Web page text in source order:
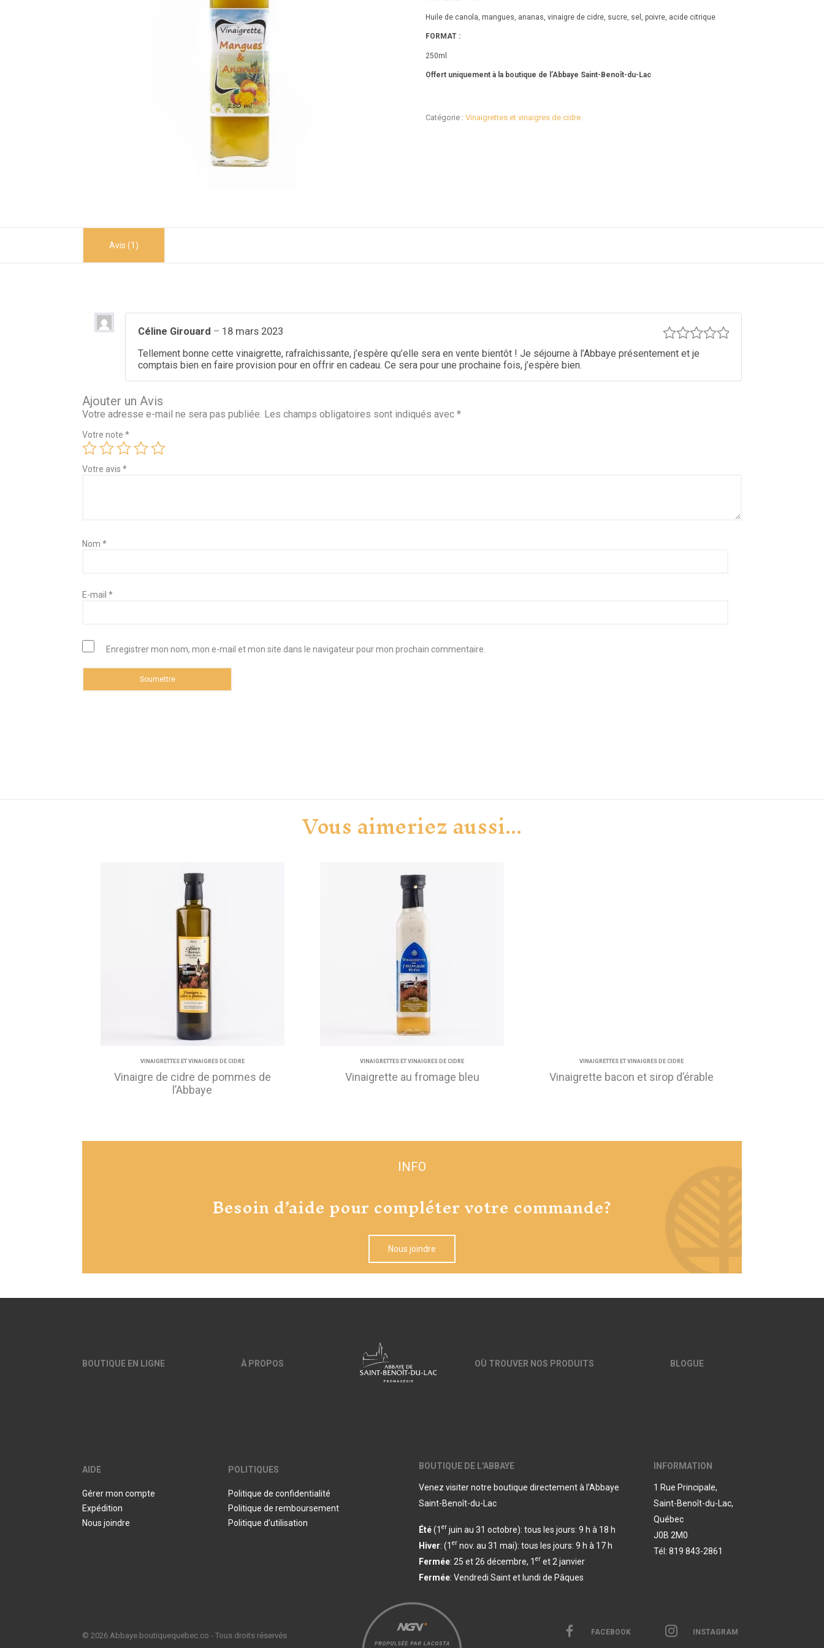
notation
client
Huile de canola, mangues, ananas, vinaigre de cidre, sucre, sel, poivre, acide citrique
FORMAT :
250ml
Offert uniquement à la boutique de l’Abbaye Saint-Benoît-du-Lac
Catégorie : Vinaigrettes et vinaigres de cidre
Avis (1)
Note5
Céline Girouard – 18 mars 2023
Tellement bonne cette vinaigrette, rafraîchissante, j’espère qu’elle sera en vente bientôt ! Je séjourne à l’Abbaye présentement et je
comptais bien en faire provision pour en offrir en cadeau. Ce sera pour une prochaine fois, j’espère bien.
Ajouter un Avis
Votre adresse e-mail ne sera pas publiée. Les champs obligatoires sont indiqués avec*
Votre note*
Votre avis*
Nom*
E-mail*
Enregistrer mon nom, mon e-mail et mon site dans le navigateur pour mon prochain commentaire.
Vous aimeriez aussi...
VINAIGRETTES ET VINAIGRES DE CIDRE
Vinaigre de cidre de pommes de
l’Abbaye
VINAIGRETTES ET VINAIGRES DE CIDRE
Vinaigrette au fromage bleu
VINAIGRETTES ET VINAIGRES DE CIDRE
Vinaigrette bacon et sirop d’érable
INFO
Besoin d’aide pour compléter votre commande?
Nous joindre
BOUTIQUE EN LIGNE À PROPOS OÙ TROUVER NOS PRODUITS BLOGUE
AIDE
Gérer mon compte
Expédition
Nous joindre
POLITIQUES
Politique de confidentialité
Politique de remboursement
Politique d’utilisation
BOUTIQUE DE L'ABBAYE
Venez visiter notre boutique directement à l’Abbaye
Saint-Benoît-du-Lac
Été(1 er juin au 31 octobre): tous les jours: 9 h à 18 h
Hiver: (1 ernov. au 31 mai): tous les jours: 9 h à 17 h
Fermée: 25 et 26 décembre, 1 eret 2 janvier
Fermée: Vendredi Saint et lundi de Pâques
INFORMATION
1 Rue Principale,
Saint-Benoît-du-Lac,
Québec
J0B 2M0
Tél: 819 843-2861
© 2026 Abbaye.boutiquequebec.co - Tous droits réservés FACEBOOK INSTAGRAM